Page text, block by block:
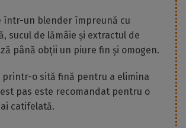
într-un blender împreună cu
sucul de lămâie și extractul de
până obții un piure fin și omogen.
printr-o sită fină pentru a elimina
pas este recomandat pentru o
catifelată.